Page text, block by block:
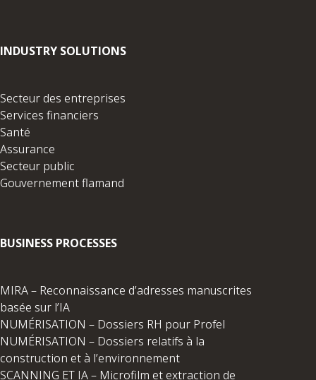
INDUSTRY SOLUTIONS
Secteur des entreprises
Services financiers
Santé
Assurance
Secteur public
Gouvernement flamand
BUSINESS PROCESSES
MIRA – Reconnaissance d’adresses manuscrites
basée sur l’IA
NUMÉRISATION – Dossiers RH pour Profel
NUMÉRISATION – Dossiers relatifs à la
construction et à l’environnement
SCANNING ET IA – Microfilm et extraction de